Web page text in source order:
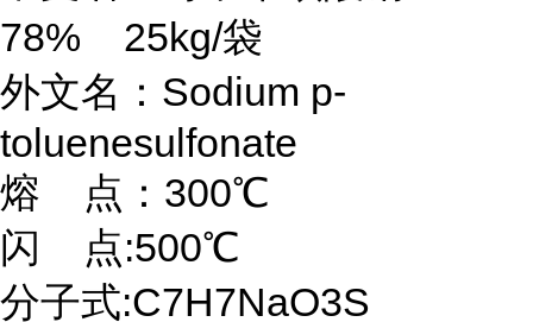
78% 25kg/袋
外文名：Sodium p-
toluenesulfonate
熔 点：300℃
闪 点:500℃
分子式:C7H7NaO3S